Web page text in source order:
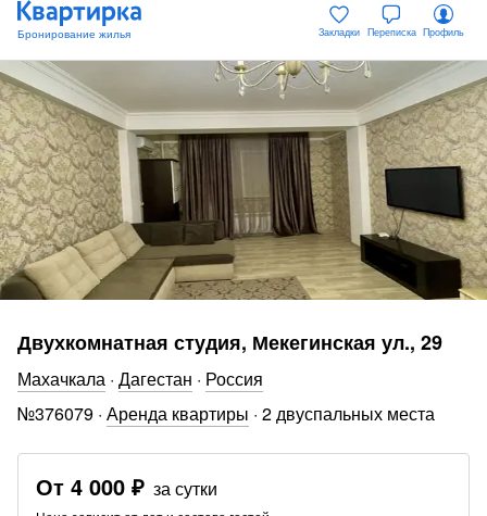
Закладки Переписка Профиль
Двухкомнатная студия, Мекегинская ул., 29
Махачкала · Дагестан · Россия
№376079 · Аренда квартиры · 2 двуспальных места
От 4 000 ₽ за сутки